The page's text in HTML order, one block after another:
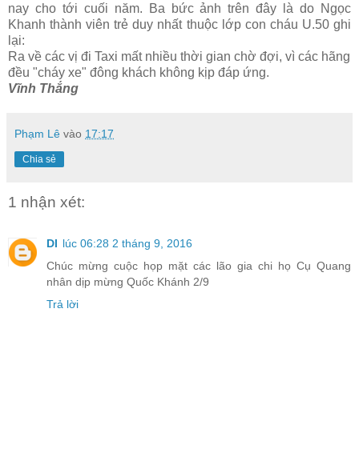
nay cho tới cuối năm. Ba bức ảnh trên đây làdo Ngọc
Khanh thành viên trẻ duy nhất thuộc lớp con cháu U.50 ghi
lại:
Ra về các vị đi Taxi mất nhiều thời gian chờ đợi, vì các hãng
đều "cháy xe" đông khách không kịp đáp ứng.
Vĩnh Thắng
Phạm Lê vào 17:17
Chia sẻ
1 nhận xét:
DI lúc 06:28 2 tháng 9, 2016
Chúc mừng cuộc họp mặt các lão gia chi họ Cụ Quang
nhân dịp mừng Quốc Khánh 2/9
Trả lời